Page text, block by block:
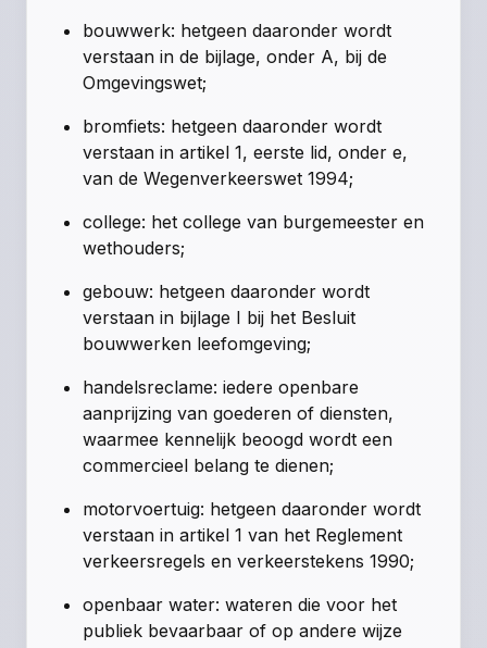
bouwwerk: hetgeen daaronder wordt
verstaan in de bijlage, onder A, bij de
Omgevingswet;
bromfiets: hetgeen daaronder wordt
verstaan in artikel 1, eerste lid, onder e,
van de Wegenverkeerswet 1994;
college: het college van burgemeester en
wethouders;
gebouw: hetgeen daaronder wordt
verstaan in bijlage I bij het Besluit
bouwwerken leefomgeving;
handelsreclame: iedere openbare
aanprijzing van goederen of diensten,
waarmee kennelijk beoogd wordt een
commercieel belang te dienen;
motorvoertuig: hetgeen daaronder wordt
verstaan in artikel 1 van het Reglement
verkeersregels en verkeerstekens 1990;
openbaar water: wateren die voor het
publiek bevaarbaar of op andere wijze